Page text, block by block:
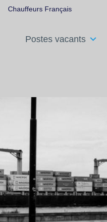
Chauffeurs Français
Postes vacants